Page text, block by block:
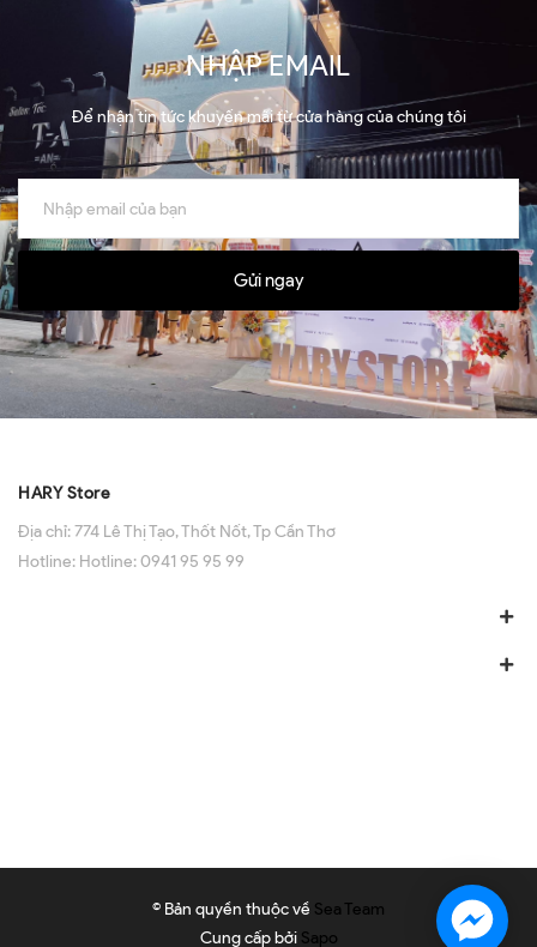
NHẬP EMAIL
Để nhận tin tức khuyến mãi từ cửa hàng của chúng tôi
Gửi ngay
HARY Store
Địa chỉ:774 Lê Thị Tạo, Thốt Nốt, Tp Cần Thơ
Hotline: Hotline: 0941 95 95 99
© Bản quyền thuộc về Sea Team
Cung cấp bởi Sapo